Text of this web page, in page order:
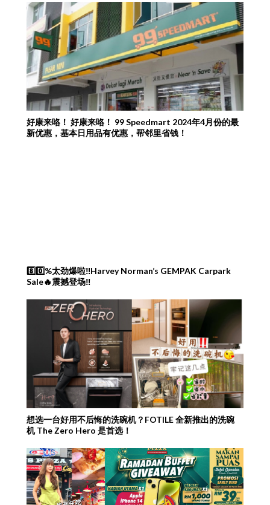
好康来咯！ 好康来咯！ 99 Speedmart 2024年4月份的最
新优惠，基本日用品有优惠，帮邻里省钱！
8️⃣0️⃣%太劲爆啦‼️Harvey Norman’s GEMPAK Carpark
Sale🔥震撼登场‼️
想选一台好用不后悔的洗碗机？FOTILE 全新推出的洗碗
机 The Zero Hero 是首选！